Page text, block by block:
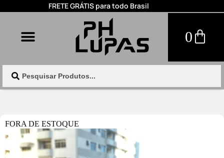
FRETE GRÁTIS para todo Brasil
0
FORA DE ESTOQUE